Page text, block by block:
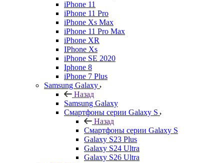
iPhone 11
iPhone 11 Pro
iPhone Xs Max
iPhone 11 Pro Max
iPhone XR
IPhone Xs
iPhone SE 2020
Iphone 8
iPhone 7 Plus
Samsung Galaxy
Назад
Samsung Galaxy
Смартфоны серии Galaxy S
Назад
Смартфоны серии Galaxy S
Galaxy S23 Plus
Galaxy S24 Ultra
Galaxy S26 Ultra